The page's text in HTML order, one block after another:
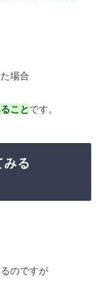
場合
ことです。
みる
のですが